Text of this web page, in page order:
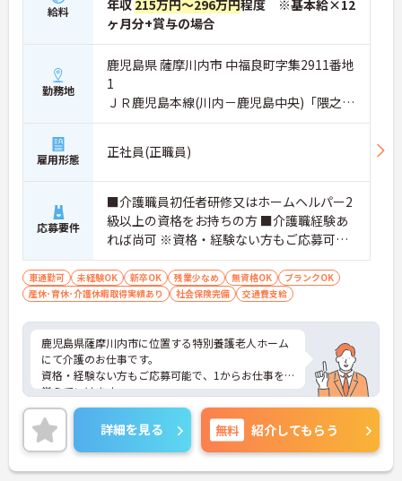
給料
年収 215万円～296万円程度 ※基本給×12
ヶ月分+賞与の場合
勤務地
鹿児島県 薩摩川内市 中福良町字集2911番地
1
ＪＲ鹿児島本線(川内－鹿児島中央)「隈之城
駅」バス・車2分
雇用形態 正社員(正職員)
応募要件
■介護職員初任者研修又はホームヘルパー2
級以上の資格をお持ちの方 ■介護職経験あ
れば尚可 ※資格・経験ない方もご応募可能
です！
車通勤可 未経験OK 新卒OK 残業少なめ 無資格OK
ブランクOK
産休･育休･介護休暇取得実績あり
社会保険完備 交通費支給
鹿児島県薩摩川内市に位置する特別養護老人ホーム
にて介護のお仕事です。
資格・経験ない方もご応募可能で、1からお仕事を
覚えていけます。
残業ほぼ無しのため、退勤後の予定も立てやすいで
す！
ご興味のある方には、面接対策ポイントなど、さら
に詳細をお話しいたしますので、お気軽にご相談く
ださい。
詳細を見る 無料 紹介してもらう